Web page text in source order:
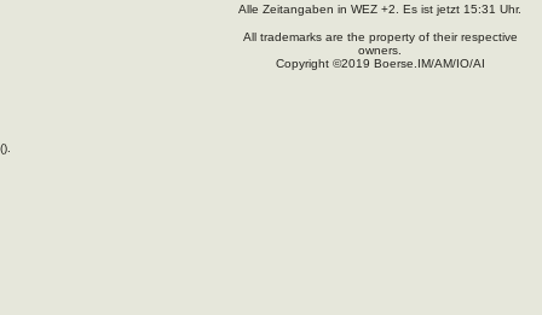
Alle Zeitangaben in WEZ +2. Es ist jetzt 15:31 Uhr.
All trademarks are the property of their respective
owners.
Copyright ©2019 Boerse.IM/AM/IO/AI
().